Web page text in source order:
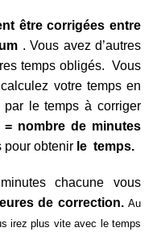
être corrigées entre
. Vous avez d’autres
temps obligés. Vous
votre temps en
le temps à corriger
= nombre de minutes
pour obtenir le temps.
chacune vous
de correction. Au
irez plus vite avec le temps